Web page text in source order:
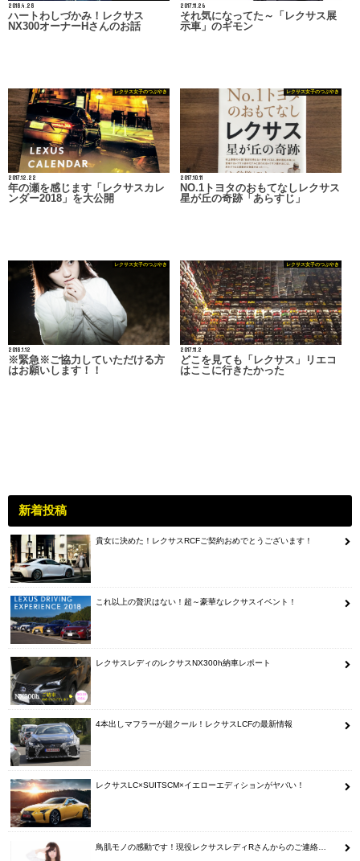
2018.4.28
ハートわしづかみ！レクサス
NX300オーナーHさんのお話
2017.11.26
それ気になってた～「レクサス展
示車」のギモン
レクサス女子のつぶやき
2017.12.22
年の瀬を感じます「レクサスカレ
ンダー2018」を大公開
レクサス女子のつぶやき
2017.10.11
NO.1トヨタのおもてなしレクサス
星が丘の奇跡「あらすじ」
レクサス女子のつぶやき
2018.1.12
※緊急※ご協力していただける方
はお願いします！！
レクサス女子のつぶやき
2017.11.2
どこを見ても「レクサス」リエコ
はここに行きたかった
新着投稿
貴女に決めた！レクサスRCFご契約おめでとうございます！
これ以上の贅沢はない！超～豪華なレクサスイベント！
レクサスレディのレクサスNX300h納車レポート
4本出しマフラーが超クール！レクサスLCFの最新情報
レクサスLC×SUITSCM×イエローエディションがヤバい！
鳥肌モノの感動です！現役レクサスレディRさんからのご連絡…